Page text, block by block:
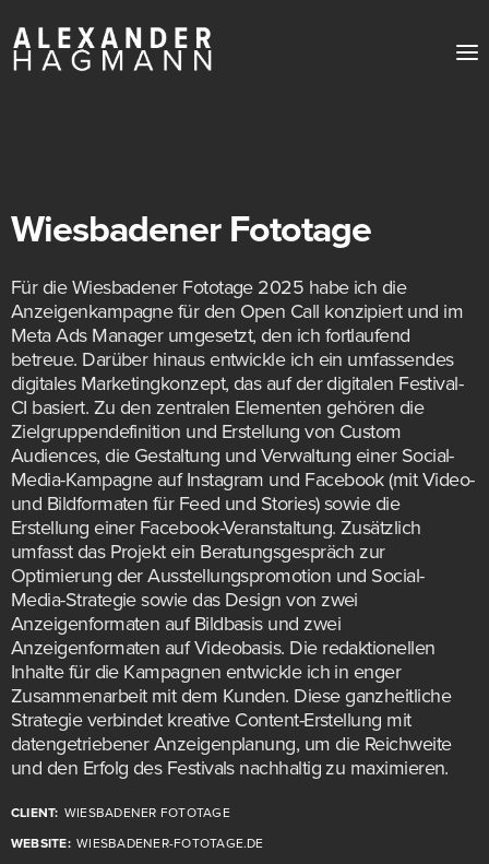
Wiesbadener Fototage
Für die Wiesbadener Fototage 2025 habe ich die
Anzeigenkampagne für den Open Call konzipiert und im
Meta Ads Manager umgesetzt, den ich fortlaufend
betreue. Darüber hinaus entwickle ich ein umfassendes
digitales Marketingkonzept, das auf der digitalen Festival-
CI basiert. Zu den zentralen Elementen gehören die
Zielgruppendefinition und Erstellung von Custom
Audiences, die Gestaltung und Verwaltung einer Social-
Media-Kampagne auf Instagram und Facebook (mit Video-
und Bildformaten für Feed und Stories) sowie die
Erstellung einer Facebook-Veranstaltung. Zusätzlich
umfasst das Projekt ein Beratungsgespräch zur
Optimierung der Ausstellungspromotion und Social-
Media-Strategie sowie das Design von zwei
Anzeigenformaten auf Bildbasis und zwei
Anzeigenformaten auf Videobasis. Die redaktionellen
Inhalte für die Kampagnen entwickle ich in enger
Zusammenarbeit mit dem Kunden. Diese ganzheitliche
Strategie verbindet kreative Content-Erstellung mit
datengetriebener Anzeigenplanung, um die Reichweite
und den Erfolg des Festivals nachhaltig zu maximieren.
CLIENT: WIESBADENER FOTOTAGE
WEBSITE: WIESBADENER-FOTOTAGE.DE